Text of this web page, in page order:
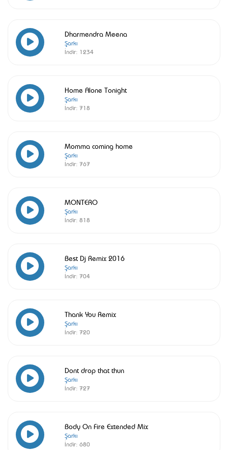
Dharmendra Meena
Şarkı
İndir: 1234
Home Alone Tonight
Şarkı
İndir: 718
Momma coming home
Şarkı
İndir: 767
MONTERO
Şarkı
İndir: 818
Best Dj Remix 2016
Şarkı
İndir: 704
Thank You Remix
Şarkı
İndir: 720
Dont drop that thun
Şarkı
İndir: 727
Body On Fire Extended Mix
Şarkı
İndir: 680